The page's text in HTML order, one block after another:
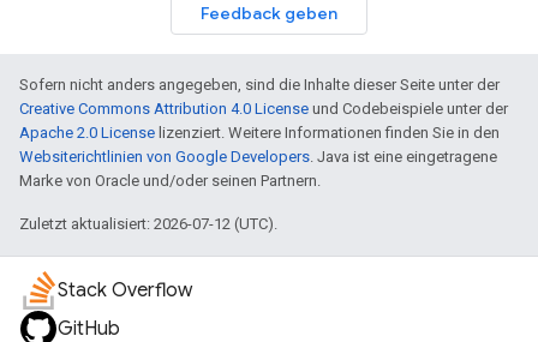
Feedback geben
Sofern nicht anders angegeben, sind die Inhalte dieser Seite unter der
Creative Commons Attribution 4.0 License und Codebeispiele unter der
Apache 2.0 License lizenziert. Weitere Informationen finden Sie in den
Websiterichtlinien von Google Developers . Java ist eine eingetragene
Marke von Oracle und/oder seinen Partnern.
Zuletzt aktualisiert: 2026-07-12 (UTC).
Stack Overflow
GitHub